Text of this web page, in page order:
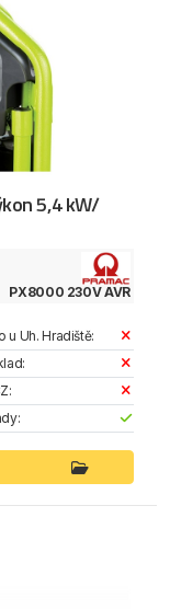
5,4 kW/
PX8000 230V AVR
u Uh. Hradiště: